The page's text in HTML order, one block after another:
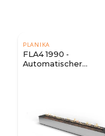
PLANIKA
FLA4 1990 -
Automatischer